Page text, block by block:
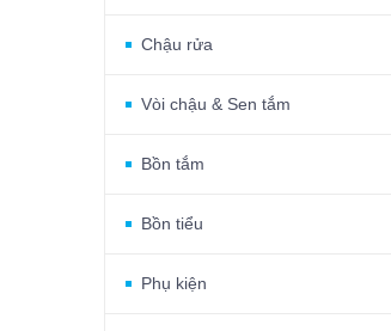
Chậu rửa
Vòi chậu & Sen tắm
Bồn tắm
Bồn tiểu
Phụ kiện